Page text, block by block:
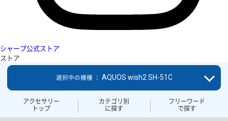
シャープ公式ストア
ストア
アクセサリー
トップ
カテゴリ別
に探す
フリーワード
で探す
選択中の機種 ： AQUOS wish2 SH-51C